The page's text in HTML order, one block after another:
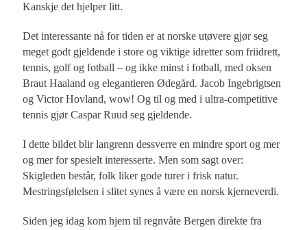
Kanskje det hjelper litt.
Det interessante nå for tiden er at norske utøvere gjør seg
meget godt gjeldende i store og viktige idretter som friidrett,
tennis, golf og fotball – og ikke minst i fotball, med oksen
Braut Haaland og elegantieren Ødegård. Jacob Ingebrigtsen
og Victor Hovland, wow! Og til og med i ultra-competitive
tennis gjør Caspar Ruud seg gjeldende.
I dette bildet blir langrenn dessverre en mindre sport og mer
og mer for spesielt interesserte. Men som sagt over:
Skigleden består, folk liker gode turer i frisk natur.
Mestringsfølelsen i slitet synes å være en norsk kjerneverdi.
Siden jeg idag kom hjem til regnvåte Bergen direkte fra